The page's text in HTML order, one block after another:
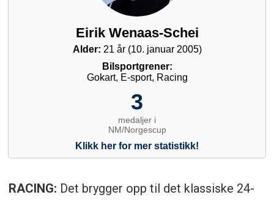
RACING: Det brygger opp til det klassiske 24-